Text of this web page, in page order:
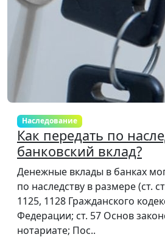
Наследование
Как передать по
банковский вклад?
Денежные вклады в банках
по наследству в размере (ст.
1125, 1128 Гражданского
Федерации; ст. 57 Основ
нотариате; Пос..